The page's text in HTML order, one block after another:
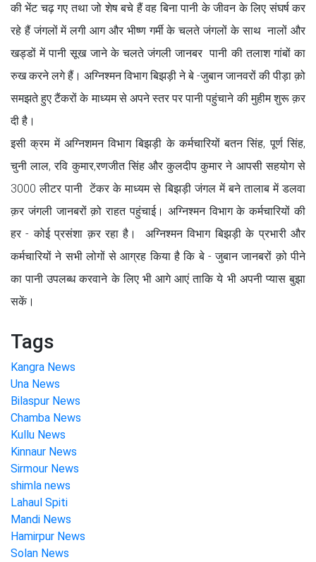
की भेंट चढ़ गए तथा जो शेष बचे हैं वह बिना पानी के जीवन के लिए संघर्ष कर
रहे हैं जंगलों में लगी आग और भीष्ण गर्मी के चलते जंगलों के साथ नालों और
खड्डों में पानी सूख जाने के चलते जंगली जानबर पानी की तलाश गांबों का
रुख करने लगे हैं। अग्निश्मन विभाग बिझड़ी ने बे -जुबान जानवरों की पीड़ा क़ो
समझते हुए टैंकरों के माध्यम से अपने स्तर पर पानी पहुंचाने की मुहीम शुरू क़र
दी है।
इसी क्रम में अग्निशमन विभाग बिझड़ी के कर्मचारियों बतन सिंह, पूर्ण सिंह,
चुनी लाल, रवि कुमार,रणजीत सिंह और कुलदीप कुमार ने आपसी सहयोग से
3000 लीटर पानी टेंकर के माध्यम से बिझड़ी जंगल में बने तालाब में डलवा
क़र जंगली जानबरों क़ो राहत पहुंचाई। अग्निश्मन विभाग के कर्मचारियों की
हर - कोई प्रसंशा क़र रहा है। अग्निश्मन विभाग बिझड़ी के प्रभारी और
कर्मचारियों ने सभी लोगों से आग्रह किया है कि बे - जुबान जानबरों क़ो पीने
का पानी उपलब्ध करवाने के लिए भी आगे आएं ताकि ये भी अपनी प्यास बुझा
सकें।
Tags
Kangra News
Una News
Bilaspur News
Chamba News
Kullu News
Kinnaur News
Sirmour News
shimla news
Lahaul Spiti
Mandi News
Hamirpur News
Solan News